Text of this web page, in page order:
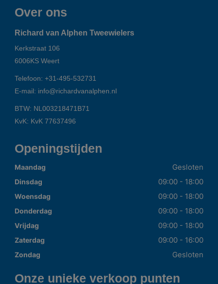
Over ons
Richard van Alphen Tweewielers
Kerkstraat 106
6006KS Weert
Telefoon: +31-495-532731
E-mail: info@richardvanalphen.nl
BTW: NL003218471B71
KvK: KvK 77637496
Openingstijden
Maandag Gesloten
Dinsdag 09:00 - 18:00
Woensdag 09:00 - 18:00
Donderdag 09:00 - 18:00
Vrijdag 09:00 - 18:00
Zaterdag 09:00 - 16:00
Zondag Gesloten
Onze unieke verkoop punten